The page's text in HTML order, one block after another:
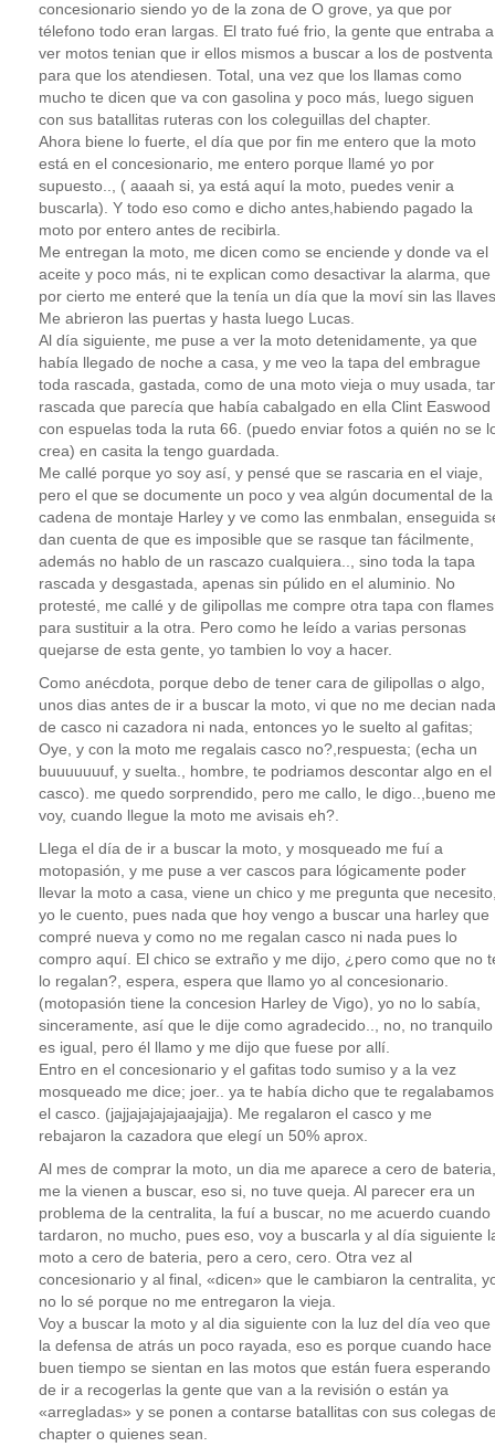
concesionario siendo yo de la zona de O grove, ya que por
télefono todo eran largas. El trato fué frio, la gente que entraba a
ver motos tenian que ir ellos mismos a buscar a los de postventa
para que los atendiesen. Total, una vez que los llamas como
mucho te dicen que va con gasolina y poco más, luego siguen
con sus batallitas ruteras con los coleguillas del chapter.
Ahora biene lo fuerte, el día que por fin me entero que la moto
está en el concesionario, me entero porque llamé yo por
supuesto.., ( aaaah si, ya está aquí la moto, puedes venir a
buscarla). Y todo eso como e dicho antes,habiendo pagado la
moto por entero antes de recibirla.
Me entregan la moto, me dicen como se enciende y donde va el
aceite y poco más, ni te explican como desactivar la alarma, que
por cierto me enteré que la tenía un día que la moví sin las
Me abrieron las puertas y hasta luego Lucas.
Al día siguiente, me puse a ver la moto detenidamente, ya que
había llegado de noche a casa, y me veo la tapa del embrague
toda rascada, gastada, como de una moto vieja o muy usada,
rascada que parecía que había cabalgado en ella Clint Easwood
con espuelas toda la ruta 66. (puedo enviar fotos a quién no se
crea) en casita la tengo guardada.
Me callé porque yo soy así, y pensé que se rascaria en el viaje,
pero el que se documente un poco y vea algún documental de la
cadena de montaje Harley y ve como las enmbalan, enseguida
dan cuenta de que es imposible que se rasque tan fácilmente,
además no hablo de un rascazo cualquiera.., sino toda la tapa
rascada y desgastada, apenas sin púlido en el aluminio. No
protesté, me callé y de gilipollas me compre otra tapa con flames
para sustituir a la otra. Pero como he leído a varias personas
quejarse de esta gente, yo tambien lo voy a hacer.
Como anécdota, porque debo de tener cara de gilipollas o algo,
unos dias antes de ir a buscar la moto, vi que no me decian nada
de casco ni cazadora ni nada, entonces yo le suelto al gafitas;
Oye, y con la moto me regalais casco no?,respuesta; (echa un
buuuuuuuf, y suelta., hombre, te podriamos descontar algo en el
casco). me quedo sorprendido, pero me callo, le digo..,bueno me
voy, cuando llegue la moto me avisais eh?.
Llega el día de ir a buscar la moto, y mosqueado me fuí a
motopasión, y me puse a ver cascos para lógicamente poder
llevar la moto a casa, viene un chico y me pregunta que
yo le cuento, pues nada que hoy vengo a buscar una harley que
compré nueva y como no me regalan casco ni nada pues lo
compro aquí. El chico se extraño y me dijo, ¿pero como que no
lo regalan?, espera, espera que llamo yo al concesionario.
(motopasión tiene la concesion Harley de Vigo), yo no lo sabía,
sinceramente, así que le dije como agradecido.., no, no tranquilo
es igual, pero él llamo y me dijo que fuese por allí.
Entro en el concesionario y el gafitas todo sumiso y a la vez
mosqueado me dice; joer.. ya te había dicho que te regalabamos
el casco. (jajjajajajajaajajja). Me regalaron el casco y me
rebajaron la cazadora que elegí un 50% aprox.
Al mes de comprar la moto, un dia me aparece a cero de bateria,
me la vienen a buscar, eso si, no tuve queja. Al parecer era un
problema de la centralita, la fuí a buscar, no me acuerdo cuando
tardaron, no mucho, pues eso, voy a buscarla y al día siguiente
moto a cero de bateria, pero a cero, cero. Otra vez al
concesionario y al final, «dicen» que le cambiaron la centralita,
no lo sé porque no me entregaron la vieja.
Voy a buscar la moto y al dia siguiente con la luz del día veo que
la defensa de atrás un poco rayada, eso es porque cuando hace
buen tiempo se sientan en las motos que están fuera esperando
de ir a recogerlas la gente que van a la revisión o están ya
«arregladas» y se ponen a contarse batallitas con sus colegas
chapter o quienes sean.